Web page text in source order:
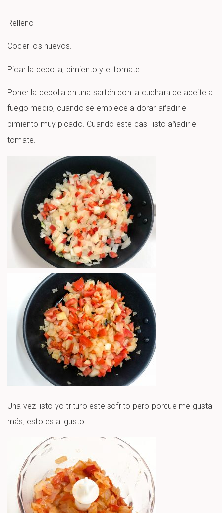
Relleno
Cocer los huevos.
Picar la cebolla, pimiento y el tomate.
Poner la cebolla en una sartén con la cuchara de aceite a
fuego medio, cuando se empiece a dorar añadir el
pimiento muy picado. Cuando este casi listo añadir el
tomate.
Una vez listo yo trituro este sofrito pero porque me gusta
más, esto es al gusto